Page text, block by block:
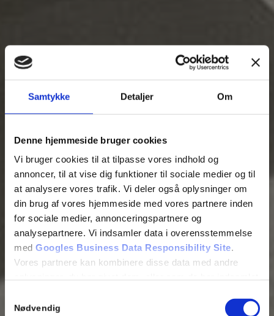
Samtykke Detaljer Om
Denne hjemmeside bruger cookies
Vi bruger cookies til at tilpasse vores indhold og
annoncer, til at vise dig funktioner til sociale medier og til
at analysere vores trafik. Vi deler også oplysninger om
din brug af vores hjemmeside med vores partnere inden
for sociale medier, annonceringspartnere og
analysepartnere. Vi indsamler data i overensstemmelse
med Googles Business Data Responsibility Site.
Vores partnere kan kombinere disse data med andre
Nødvendig